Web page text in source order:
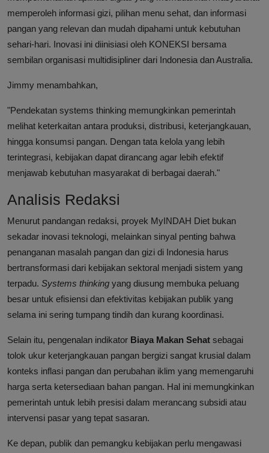
memperoleh informasi gizi, pilihan menu sehat, dan informasi
pangan yang relevan dan mudah dipahami untuk kebutuhan
sehari-hari. Inovasi ini diinisiasi oleh KONEKSI bersama
sembilan organisasi multidisipliner dari Indonesia dan Australia.
Jimmy menambahkan,
"Pendekatan systems thinking memungkinkan pemerintah
melihat keterkaitan antara produksi, distribusi, keterjangkauan,
hingga konsumsi pangan. Dengan tata kelola yang lebih
terintegrasi, kebijakan dapat dirancang agar lebih efektif
menjawab kebutuhan masyarakat di berbagai daerah."
Analisis Redaksi
Menurut pandangan redaksi, proyek MyINDAH Diet bukan
sekadar inovasi teknologi, melainkan sinyal penting bahwa
penanganan masalah pangan dan gizi di Indonesia harus
bertransformasi dari kebijakan sektoral menjadi sistem yang
terpadu. Systems thinking yang diusung membuka peluang
besar untuk efisiensi dan efektivitas kebijakan publik yang
selama ini sering tumpang tindih dan kurang koordinasi.
Selain itu, pengenalan indikator Biaya Makan Sehat sebagai
tolok ukur keterjangkauan pangan bergizi sangat krusial dalam
konteks inflasi pangan dan perubahan iklim yang memengaruhi
harga serta ketersediaan bahan pangan. Hal ini memungkinkan
pemerintah untuk lebih presisi dalam merancang subsidi atau
intervensi pasar yang tepat sasaran.
Ke depan, publik dan pemangku kebijakan perlu mengawasi